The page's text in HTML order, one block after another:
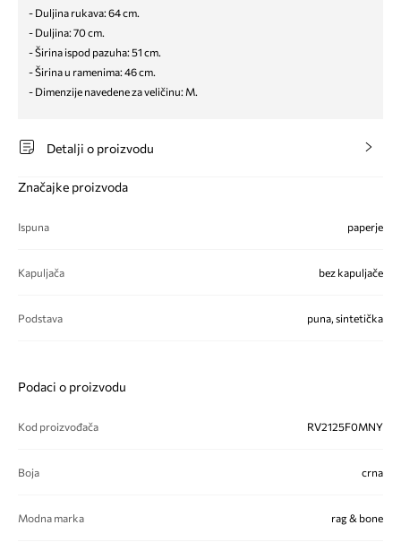
- Duljina rukava: 64 cm.
- Duljina: 70 cm.
- Širina ispod pazuha: 51 cm.
- Širina u ramenima: 46 cm.
- Dimenzije navedene za veličinu: M.
Detalji o proizvodu
Značajke proizvoda
Ispuna paperje
Kapuljača bez kapuljače
Podstava puna, sintetička
Podaci o proizvodu
Kod proizvođača RV2125F0MNY
Boja crna
Modna marka rag & bone